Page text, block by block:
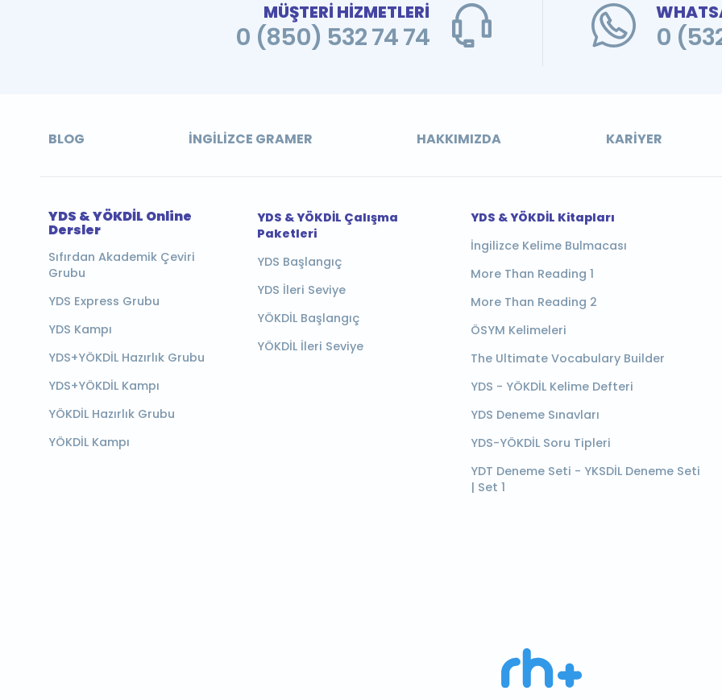
MÜŞTERİ HİZMETLERİ
0 (850) 532 74 74 0
BLOG İNGILIZCE GRAMER HAKKIMIZDA KARIYER
YDS & YÖKDİL Online
Dersler
Sıfırdan Akademik Çeviri
Grubu
YDS Express Grubu
YDS Kampı
YDS+YÖKDİL Hazırlık Grubu
YDS+YÖKDİL Kampı
YÖKDİL Hazırlık Grubu
YÖKDİL Kampı
YDS & YÖKDİL Çalışma
Paketleri
YDS Başlangıç
YDS İleri Seviye
YÖKDİL Başlangıç
YÖKDİL İleri Seviye
YDS & YÖKDİL Kitapları
İngilizce Kelime Bulmacası
More Than Reading 1
More Than Reading 2
ÖSYM Kelimeleri
The Ultimate Vocabulary Builder
YDS - YÖKDİL Kelime Defteri
YDS Deneme Sınavları
YDS-YÖKDİL Soru Tipleri
YDT Deneme Seti - YKSDİL Deneme Seti
| Set 1